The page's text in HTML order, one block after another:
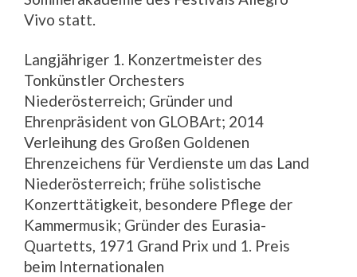
Vivo statt.
Langjähriger 1. Konzertmeister des
Tonkünstler Orchesters
Niederösterreich; Gründer und
Ehrenpräsident von GLOBArt; 2014
Verleihung des Großen Goldenen
Ehrenzeichens für Verdienste um das Land
Niederösterreich; frühe solistische
Konzerttätigkeit, besondere Pflege der
Kammermusik; Gründer des Eurasia-
Quartetts, 1971 Grand Prix und 1. Preis
beim Internationalen